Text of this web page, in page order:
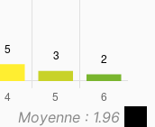
Moyenne : 1.96